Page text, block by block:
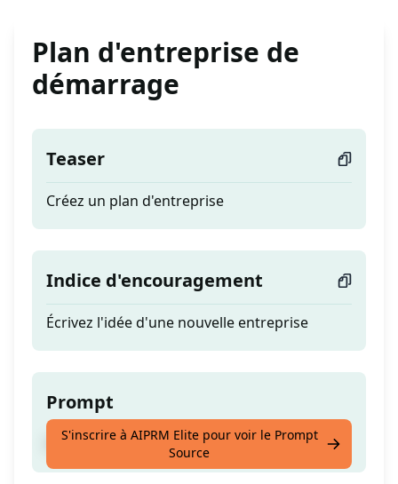
Plan d'entreprise de
démarrage
Teaser
Créez un plan d'entreprise
Indice d'encouragement
Écrivez l'idée d'une nouvelle entreprise
Prompt
Créez un plan d'entreprise
S'inscrire à AIPRM Elite pour voir le Prompt
Source